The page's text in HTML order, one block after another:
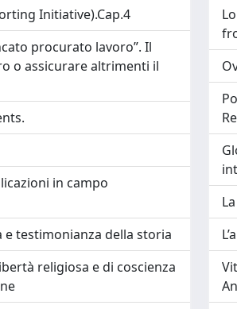
Initiative).Cap.4
procurato lavoro”. Il
o assicurare altrimenti il
in campo
testimonianza della storia
religiosa e di coscienza